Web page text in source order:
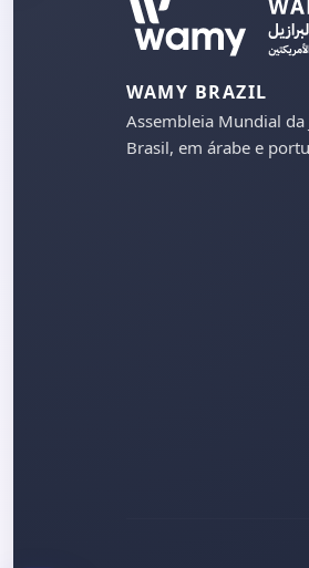
WAMY BRAZIL
Assembleia Mundial
Brasil, em árabe e